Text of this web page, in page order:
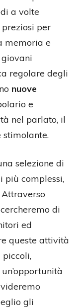
a volte
per
memoria e
regolare degli
nuove
e
nel parlato, il
stimolante.
selezione di
più complessi,
di
ed
queste attività
gli